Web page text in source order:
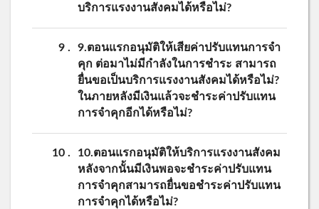
บริการแรงงานสังคมได้หรือไม่?
9
9.ตอนแรกอนุมัติให้เสียค่าปรับแทนการจำ
คุก ต่อมาไม่มีกำลังในการชำระ สามารถ
ยื่นขอเป็นบริการแรงงานสังคมได้หรือไม่?
ในภายหลังมีเงินแล้วจะชำระค่าปรับแทน
การจำคุกอีกได้หรือไม่?
10
10.ตอนแรกอนุมัติให้บริการแรงงานสังคม
หลังจากนั้นมีเงินพอจะชำระค่าปรับแทน
การจำคุกสามารถยื่นขอชำระค่าปรับแทน
การจำคุกได้หรือไม่?